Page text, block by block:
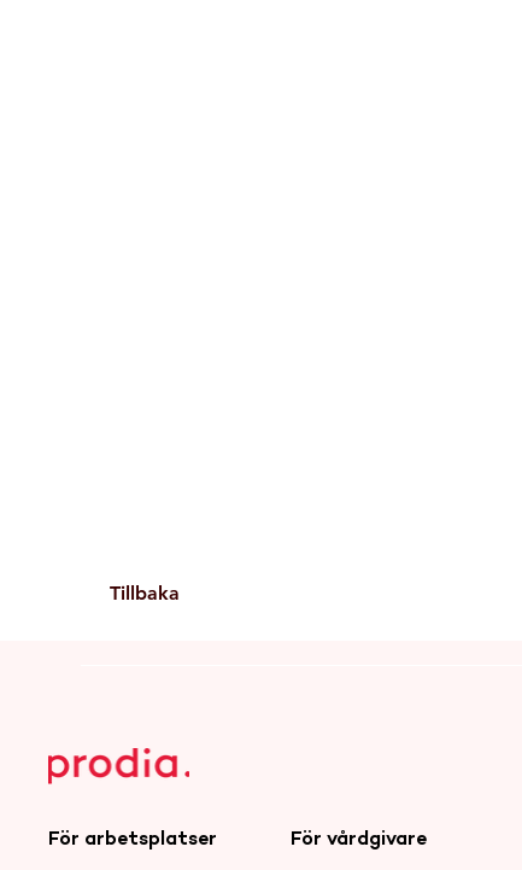
Tillbaka
För arbetsplatser För vårdgivare